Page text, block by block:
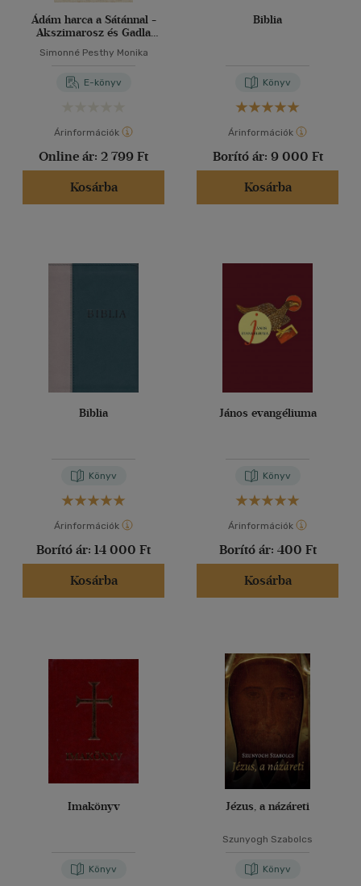
Ádám harca a Sátánnal -
Akszimarosz és Gadla
Simonné Pesthy Monika
E-könyv
Árinformációk
Online ár: 2 799 Ft
Kosárba
Biblia
Könyv
Árinformációk
Borító ár: 9 000 Ft
Kosárba
Biblia
Könyv
Árinformációk
Borító ár: 14 000 Ft
Kosárba
János evangéliuma
Könyv
Árinformációk
Borító ár: 400 Ft
Kosárba
Imakönyv
Könyv
Jézus, a názáreti
Szunyogh Szabolcs
Könyv